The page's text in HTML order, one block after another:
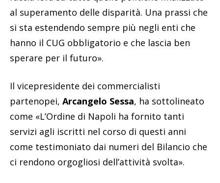
al superamento delle disparità. Una prassi che
si sta estendendo sempre più negli enti che
hanno il CUG obbligatorio e che lascia ben
sperare per il futuro».
Il vicepresidente dei commercialisti
partenopei, Arcangelo Sessa, ha sottolineato
come «L’Ordine di Napoli ha fornito tanti
servizi agli iscritti nel corso di questi anni
come testimoniato dai numeri del Bilancio che
ci rendono orgogliosi dell’attività svolta».